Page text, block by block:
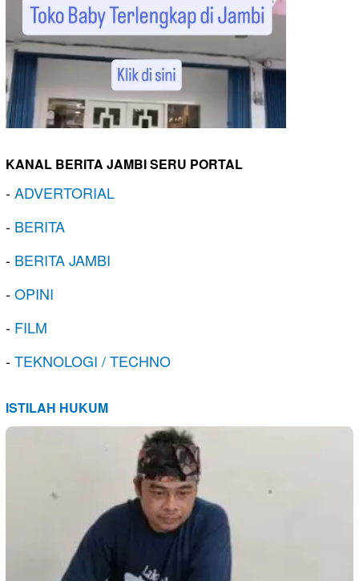
KANAL BERITA JAMBI SERU PORTAL
-ADVERTORIAL
- BERITA
- BERITA JAMBI
-OPINI
- FILM
-TEKNOLOGI / TECHNO
ISTILAH HUKUM